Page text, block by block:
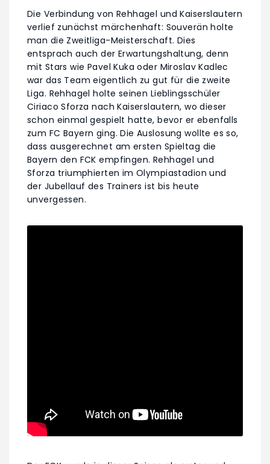
Die Verbindung von Rehhagel und Kaiserslautern
verlief zunächst märchenhaft: Souverän holte
man die Zweitliga-Meisterschaft. Dies
entsprach auch der Erwartungshaltung, denn
mit Stars wie Pavel Kuka oder Miroslav Kadlec
war das Team eigentlich zu gut für die zweite
Liga. Rehhagel holte seinen Lieblingsschüler
Ciriaco Sforza nach Kaiserslautern, wo dieser
schon einmal gespielt hatte, bevor er ebenfalls
zum FC Bayern ging. Die Auslosung wollte es so,
dass ausgerechnet am ersten Spieltag die
Bayern den FCK empfingen. Rehhagel und
Sforza triumphierten im Olympiastadion und
der Jubellauf des Trainers ist bis heute
unvergessen.